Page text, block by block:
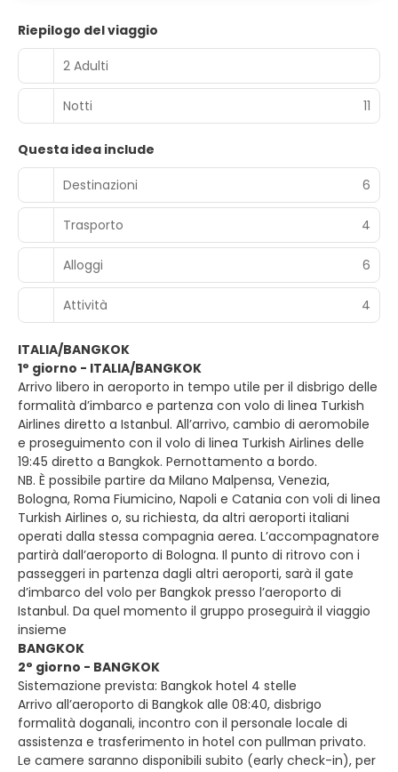
Riepilogo del viaggio
2 Adulti
Notti 11
Questa idea include
Destinazioni
6
Trasporto 4
Alloggi 6
Attività 4
ITALIA/BANGKOK
1° giorno - ITALIA/BANGKOK
Arrivo libero in aeroporto in tempo utile per il disbrigo delle
formalità d’imbarco e partenza con volo di linea Turkish
Airlines diretto a Istanbul. All’arrivo, cambio di aeromobile
e proseguimento con il volo di linea Turkish Airlines delle
19:45 diretto a Bangkok. Pernottamento a bordo.
NB. È possibile partire da Milano Malpensa, Venezia,
Bologna, Roma Fiumicino, Napoli e Catania con voli di linea
Turkish Airlines o, su richiesta, da altri aeroporti italiani
operati dalla stessa compagnia aerea. L’accompagnatore
partirà dall’aeroporto di Bologna. Il punto di ritrovo con i
passeggeri in partenza dagli altri aeroporti, sarà il gate
d’imbarco del volo per Bangkok presso l’aeroporto di
Istanbul. Da quel momento il gruppo proseguirà il viaggio
insieme
BANGKOK
2° giorno - BANGKOK
Sistemazione prevista: Bangkok hotel 4 stelle
Arrivo all’aeroporto di Bangkok alle 08:40, disbrigo
formalità doganali, incontro con il personale locale di
assistenza e trasferimento in hotel con pullman privato.
Le camere saranno disponibili subito (early check-in), per